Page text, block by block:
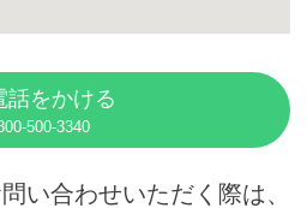
話をかける
500-3340
い合わせいただく際は、